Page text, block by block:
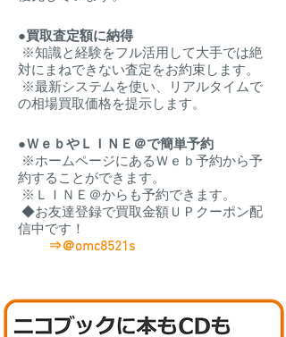
●買取査定額に納得
※知識と経験をフル活用して大手では絶
対にまねできない査定をお約束します。
※最新システムを使い、リアルタイムで
の相場買取価格を提示します。
●ＷｅｂやＬＩＮＥ＠で簡単予約
※ホームページにあるＷｅｂ予約から予
約することができます。
※ＬＩＮＥ＠からも予約できます。
◆お友達登録で買取金額ＵＰクーポン配
信中です！
⇒＠omc8521s